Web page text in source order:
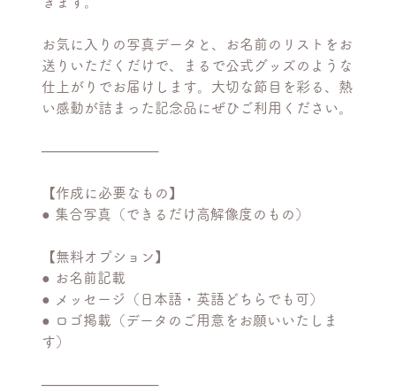
お気に入りの写真データと、お名前のリストをお
送りいただくだけで、まるで公式グッズのような
仕上がりでお届けします。大切な節目を彩る、熱
い感動が詰まった記念品にぜひご利用ください。
────────────
【作成に必要なもの】
● 集合写真（できるだけ高解像度のもの）
【無料オプション】
● お名前記載
● メッセージ（日本語・英語どちらでも可）
● ロゴ掲載（データのご用意をお願いいたしま
す）
────────────